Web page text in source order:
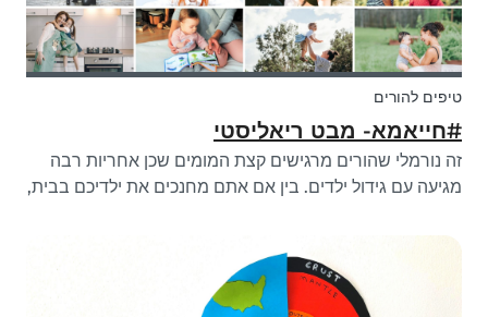
טיפים להורים
#חייאמא- מבט ריאליסטי
זה נורמלי שהורים מרגישים קצת המומים שכן אחריות רבה
מגיעה עם גידול ילדים. בין אם אתם מחנכים את ילדיכם בבית,
זמנית, כל זה יכול להיות אתגר רציני. החדשות הטובות הן:
אתם לא לבד. בעוד שאנו...